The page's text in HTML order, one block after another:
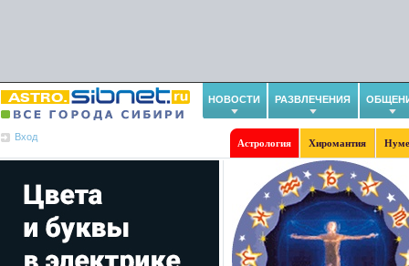
НОВОСТИ РАЗВЛЕЧЕНИЯ
Вход
Астрология Хиромантия